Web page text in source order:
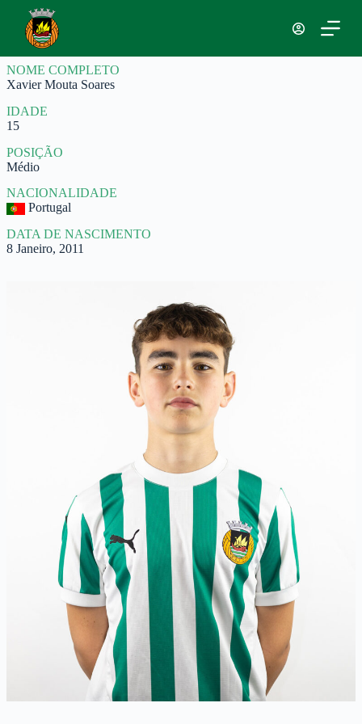
a
r
p
r
a
o
c
o
n
t
e
ú
d
NOME COMPLETO
Xavier Mouta Soares
IDADE
15
POSIÇÃO
Médio
NACIONALIDADE
Portugal
DATA DE NASCIMENTO
8 Janeiro, 2011